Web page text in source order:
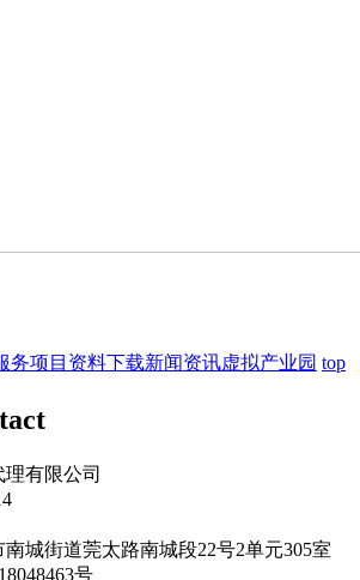
务项目 资料下载新闻资讯虚拟产业园 top
有限公司
城街道莞太路南城段22号2单元305室
号